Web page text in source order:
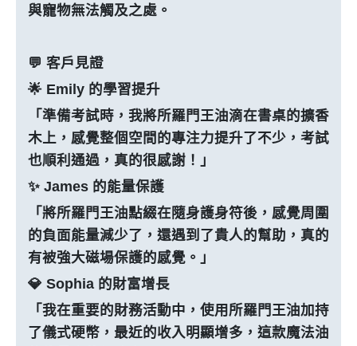
與寵物無法觸及之處。
💬 客戶見證
🌟 Emily 的學習提升
「準備考試時，我將所羅門王油滴在書桌的擴香
木上，感覺整個空間的專注力提升了不少，考試
也順利通過，真的很感謝！」
✨ James 的能量保護
「將所羅門王油點綴在隨身護身符後，感覺周圍
的負面能量減少了，還遇到了貴人的幫助，真的
有被強大磁場保護的感覺。」
💎 Sophia 的財富增長
「我在重要的財務活動中，使用所羅門王油加持
了儀式硬幣，最近的收入明顯增多，這款魔法油